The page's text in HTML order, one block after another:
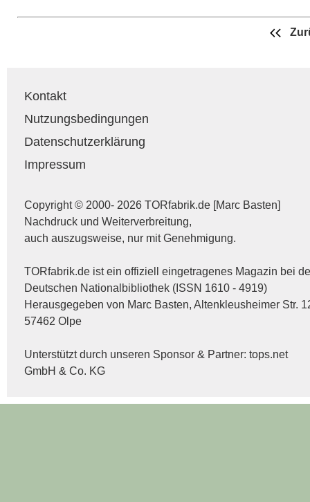
Kontakt
Nutzungsbedingungen
Datenschutzerklärung
Impressum
Copyright © 2000- 2026 TORfabrik.de [Marc Basten]
Nachdruck und Weiterverbreitung,
auch auszugsweise, nur mit Genehmigung.
TORfabrik.de ist ein offiziell eingetragenes Magazin bei
Deutschen Nationalbibliothek (ISSN 1610 - 4919)
Herausgegeben von Marc Basten, Altenkleusheimer Str.
57462 Olpe
Unterstützt durch unseren Sponsor & Partner: tops.net
GmbH & Co. KG